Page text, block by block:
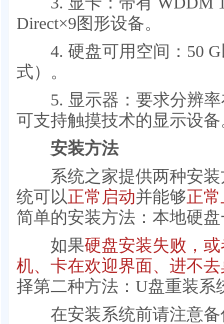
Direct×9图形设备。
4. 硬盘可用空间：50 G
式）。
5. 显示器：要求分辨率
可支持触摸技术的显示设
安装方法
系统之家提供两种安
统可以正常启动并能够正
简单的安装方法：本地硬
如果硬盘安装失败，
机、卡在欢迎界面、进不
择第二种方法：U盘重装系
在安装系统前请注意备